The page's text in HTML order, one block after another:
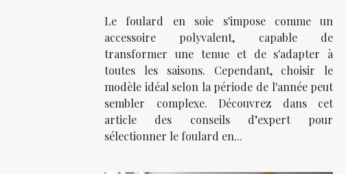
Le foulard en soie s'impose comme un
accessoire polyvalent, capable de
transformer une tenue et de s'adapter à
toutes les saisons. Cependant, choisir le
modèle idéal selon la période de l'année peut
sembler complexe. Découvrez dans cet
article des conseils d’expert pour
sélectionner le foulard en...